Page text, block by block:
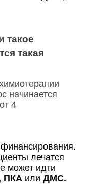
такое
такая
начинается
4
финансирования.
лечатся
может идти
ПКА или ДМС.